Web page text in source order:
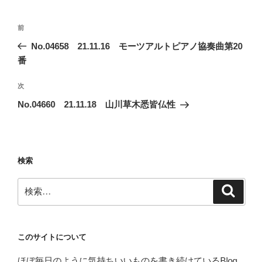
投
ナ
ゲ
ー
前
の
投
前
No.04658 21.11.16 モーツアルトピアノ協奏曲第20
番
次
の
次
No.04660 21.11.18 山川草木悉皆仏性
検索
索:
このサイトについて